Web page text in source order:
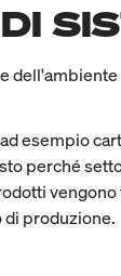
esempio
perché
produzione.